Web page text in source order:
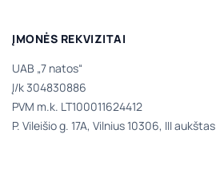
ĮMONĖS REKVIZITAI
UAB „7 natos“
Į/k 304830886
PVM m.k. LT100011624412
P. Vileišio g. 17A, Vilnius 10306, III aukštas